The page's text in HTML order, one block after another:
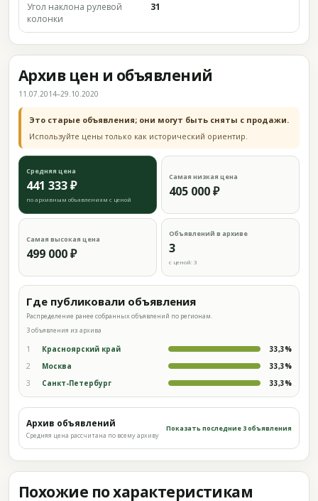
Угол наклона рулевой
колонки
31
Архив цен и объявлений
11.07.2014–29.10.2020
Это старые объявления; они могут быть сняты с продажи.
Используйте цены только как исторический ориентир.
Средняя цена
441 333 ₽
по архивным объявлениям с ценой
Самая низкая цена
405 000 ₽
Самая высокая цена
499 000 ₽
Объявлений в архиве
3
с ценой: 3
Где публиковали объявления
Распределение ранее собранных объявлений по регионам.
3 объявления из архива
1 Красноярский край 33,3%
2 Москва 33,3%
3 Санкт-Петербург 33,3%
Архив объявлений
Средняя цена рассчитана по всему архиву
Показать последние 3 объявления
Похожие по характеристикам